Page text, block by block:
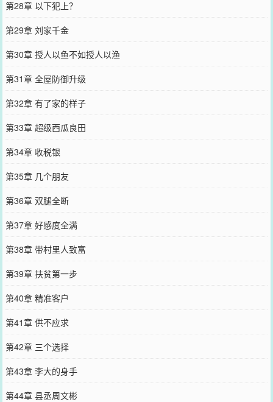
第28章 以下犯上？
第29章 刘家千金
第30章 授人以鱼不如授人以渔
第31章 全屋防御升级
第32章 有了家的样子
第33章 超级西瓜良田
第34章 收税银
第35章 几个朋友
第36章 双腿全断
第37章 好感度全满
第38章 带村里人致富
第39章 扶贫第一步
第40章 精准客户
第41章 供不应求
第42章 三个选择
第43章 李大的身手
第44章 县丞周文彬